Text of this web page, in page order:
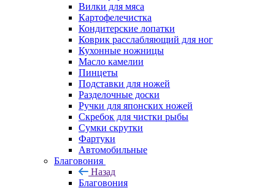
Вилки для мяса
Картофелечистка
Кондитерские лопатки
Коврик расслабляющий для ног
Кухонные ножницы
Масло камелии
Пинцеты
Подставки для ножей
Разделочные доски
Ручки для японских ножей
Скребок для чистки рыбы
Сумки скрутки
Фартуки
Автомобильные
Благовония
Назад
Благовония